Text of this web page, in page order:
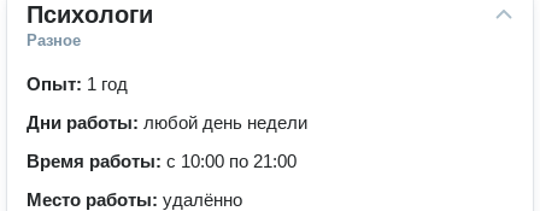
Психологи
Разное
Опыт: 1 год
Дни работы: любой день недели
Время работы: с 10:00 по 21:00
Место работы: удалённо